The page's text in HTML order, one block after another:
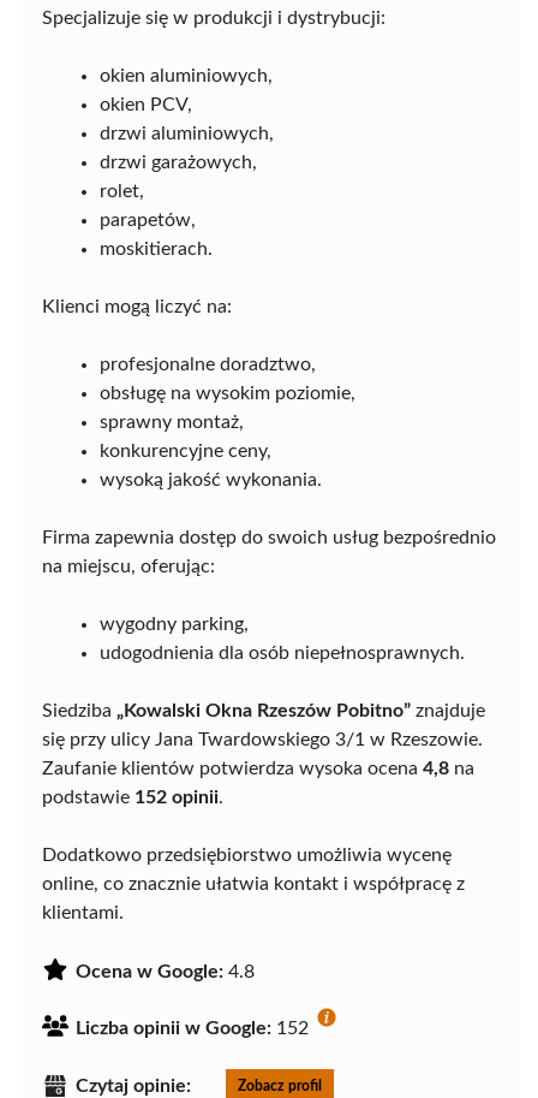
Specjalizuje się w produkcji i dystrybucji:
okien aluminiowych,
okien PCV,
drzwi aluminiowych,
drzwi garażowych,
rolet,
parapetów,
moskitierach.
Klienci mogą liczyć na:
profesjonalne doradztwo,
obsługę na wysokim poziomie,
sprawny montaż,
konkurencyjne ceny,
wysoką jakość wykonania.
Firma zapewnia dostęp do swoich usług bezpośrednio
na miejscu, oferując:
wygodny parking,
udogodnienia dla osób niepełnosprawnych.
Siedziba „Kowalski Okna Rzeszów Pobitno” znajduje
się przy ulicy Jana Twardowskiego 3/1 w Rzeszowie.
Zaufanie klientów potwierdza wysoka ocena 4,8 na
podstawie 152 opinii.
Dodatkowo przedsiębiorstwo umożliwia wycenę
online, co znacznie ułatwia kontakt i współpracę z
klientami.
Ocena w Google: 4.8
Liczba opinii w Google: 152
Czytaj opinie: Zobacz profil